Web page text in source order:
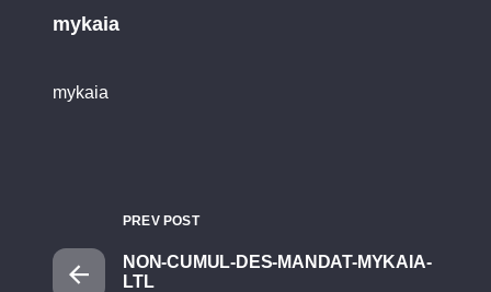
mykaia
mykaia
PREV POST
NON-CUMUL-DES-MANDAT-MYKAIA-
LTL